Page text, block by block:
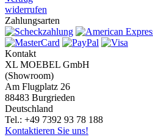
widerrufen
Zahlungsarten
Kontakt
XL MOEBEL GmbH
(Showroom)
Am Flugplatz 26
88483 Burgrieden
Deutschland
Tel.: +49 7392 93 78 188
Kontaktieren Sie uns!